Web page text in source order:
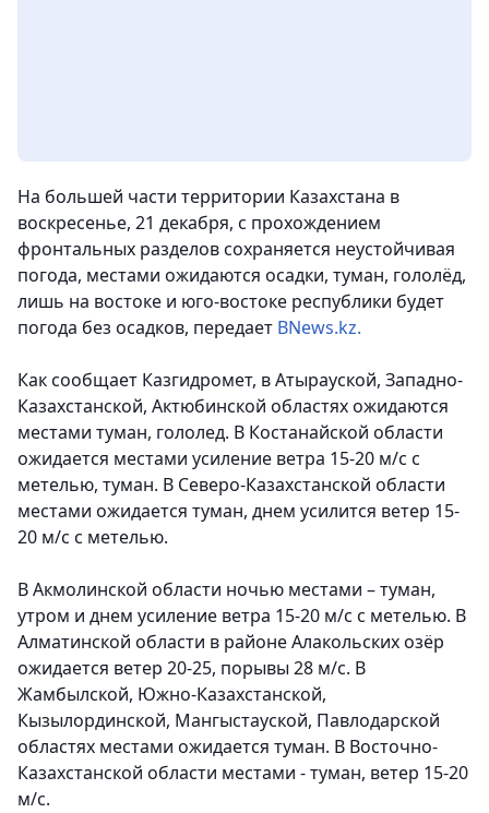
На большей части территории Казахстана в
воскресенье, 21 декабря, с прохождением
фронтальных разделов сохраняется неустойчивая
погода, местами ожидаются осадки, туман, гололёд,
лишь на востоке и юго-востоке республики будет
погода без осадков, передает BNews.kz.
Как сообщает Казгидромет, в Атырауской, Западно-
Казахстанской, Актюбинской областях ожидаются
местами туман, гололед. В Костанайской области
ожидается местами усиление ветра 15-20 м/с с
метелью, туман. В Северо-Казахстанской области
местами ожидается туман, днем усилится ветер 15-
20 м/с с метелью.
В Акмолинской области ночью местами – туман,
утром и днем усиление ветра 15-20 м/с с метелью. В
Алматинской области в районе Алакольских озёр
ожидается ветер 20-25, порывы 28 м/с. В
Жамбылской, Южно-Казахстанской,
Кызылординской, Мангыстауской, Павлодарской
областях местами ожидается туман. В Восточно-
Казахстанской области местами - туман, ветер 15-20
м/с.